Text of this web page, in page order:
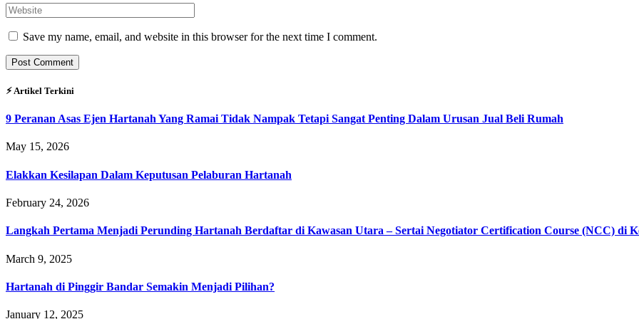
Save my name, email, and website in this browser for the next time I comment.
⚡︎ Artikel Terkini
9 Peranan Asas Ejen Hartanah Yang Ramai Tidak Nampak Tetapi Sangat Penting Dalam Urusan Jual Beli Rumah
May 15, 2026
Elakkan Kesilapan Dalam Keputusan Pelaburan Hartanah
February 24, 2026
Langkah Pertama Menjadi Perunding Hartanah Berdaftar di Kawasan Utara – Sertai Negotiator Certification Course (NCC) di
March 9, 2025
Hartanah di Pinggir Bandar Semakin Menjadi Pilihan?
January 12, 2025